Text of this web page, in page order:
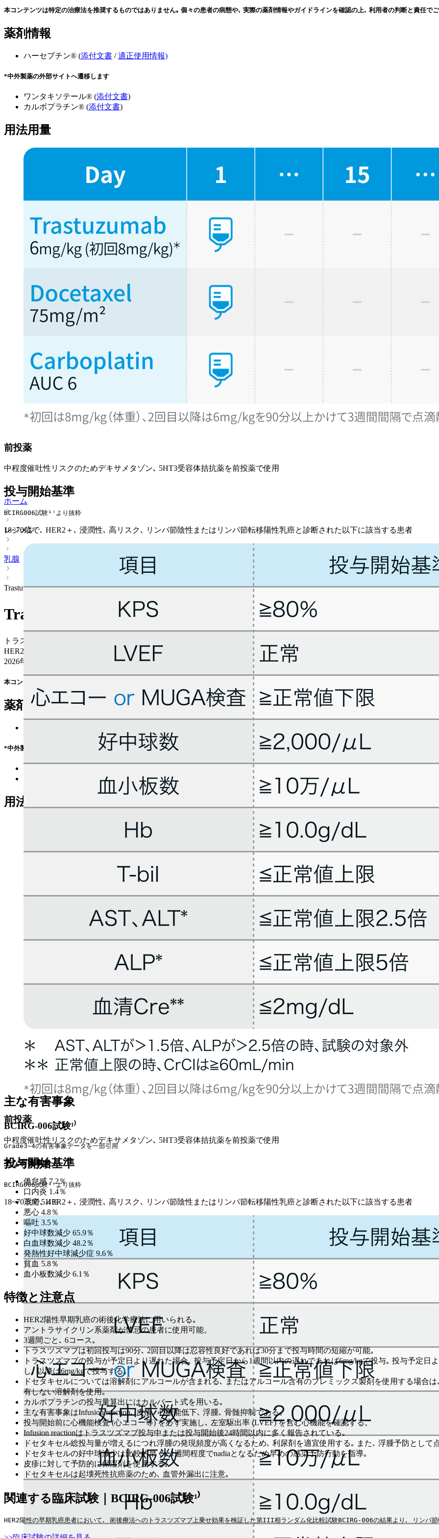
本コンテンツは特定の治療法を推奨するものではありません｡ 個々の患者の病態や､ 実際の薬剤情報やガイドラインを確認の上､ 利用者の判断と責任で
薬剤情報
ハーセプチン® (添付文書 /適正使用情報)
*中外製薬の外部サイトへ遷移します
ワンタキソテール® (添付文書)
カルボプラチン® (添付文書)
用法用量
前投薬
中程度催吐性リスクのためデキサメタゾン､ 5HT3受容体拮抗薬を前投薬で使用
投与開始基準
BCIRG006試験¹⁾より抜粋
18~70歳で､ HER2＋､ 浸潤性､ 高リスク､ リンパ節陰性またはリンパ節転移陽性乳癌と診断された以下に該当する患者
主な有害事象
BCIRG-006試験¹⁾
Grade3~4の有害事象データを一部引用
主な有害事象
倦怠感 7.2％
口内炎 1.4％
下痢 5.4％
悪心 4.8％
嘔吐 3.5％
好中球数減少 65.9％
白血球数減少 48.2％
発熱性好中球減少症 9.6％
貧血 5.8％
血小板数減少 6.1％
特徴と注意点
HER2陽性早期乳癌の術後化学療法に用いられる｡
アントラサイクリン系薬剤が禁忌の患者に使用可能。
3週間ごと､ 6コース｡
トラスツズマブは初回投与は90分､ 2回目以降は忍容性良好であれば30分まで投与時間の短縮が可能｡
トラスツズマブの投与が予定日より遅れた場合､ 投与予定日から1週間以内の遅れであれば6mg/kgで投与｡ 投与予定日
し､ 以降は6mg/kgで投与する｡
ドセタキセルについては溶解剤にアルコールが含まれる､ またはアルコール含有のプレミックス製剤を使用する場合
有しない溶解剤を使用｡
カルボプラチンの投与量算出にはカルバート式を用いる｡
主な有害事象はInfusion reaction､ 皮疹､ 心機能低下､ 浮腫､ 骨髄抑制である｡
投与開始前に心機能検査 (心エコー等) を必ず実施し､ 左室駆出率 (LVEF) を含む心機能を確認する。
Infusion reactionはトラスツズマブ投与中または投与開始後24時間以内に多く報告されている｡
ドセタキセル総投与量が増えるにつれ浮腫の発現頻度が高くなるため､ 利尿剤を適宜使用する｡ また､ 浮腫予防として
ドセタキセルの好中球減少は比較的早く､ 1週間程度でnadiaとなるため早めの感染予防行動を指導｡
皮疹に対して予防的に保湿剤を使用する｡
ドセタキセルは起壊死性抗癌薬のため､ 血管外漏出に注意｡
関連する臨床試験｜BCIRG-006試験¹⁾
HER2陽性の早期乳癌患者において､ 術後療法へのトラスツズマブ上乗せ効果を検証した第III相ランダム化比較試験BCIRG-006の結果より､ リ
ホーム
レジメン
乳腺
Trastuzumab＋Docetaxel＋Carboplatin (TCH)
Trastuzumab＋Docetaxel＋Carboplatin (TCH)
トラスツズマブ＋ドセタキセル＋カルボプラチン
HER2陽性 > 周術期
2026年06月11日
本コンテンツは特定の治療法を推奨するものではありません｡ 個々の患者の病態や､ 実際の薬剤情報やガイドラインを確認の上､ 利用者の判断と責任でご
薬剤情報
*中外製薬の外部サイトへ遷移します
添付文書
用法用量
前投薬
中程度催吐性リスクのためデキサメタゾン､ 5HT3受容体拮抗薬を前投薬で使用
投与開始基準
BCIRG006試験¹⁾より抜粋
18~70歳で､ HER2＋､ 浸潤性､ 高リスク､ リンパ節陰性またはリンパ節転移陽性乳癌と診断された以下に該当する患者